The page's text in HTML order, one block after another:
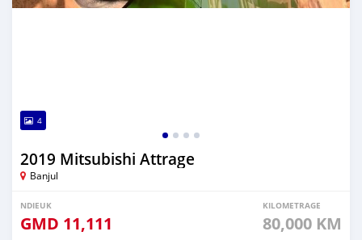
4
2019 Mitsubishi Attrage
Banjul
NDIEUK
GMD 11,111
KILOMETRAGE
80,000 KM